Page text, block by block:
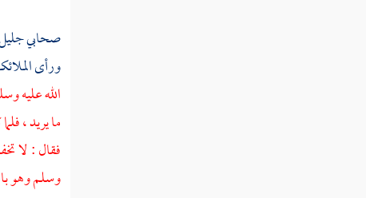
صحابي
ورأى
الله عليه
ما يريد ،
فقال : لا
وسلم وهو